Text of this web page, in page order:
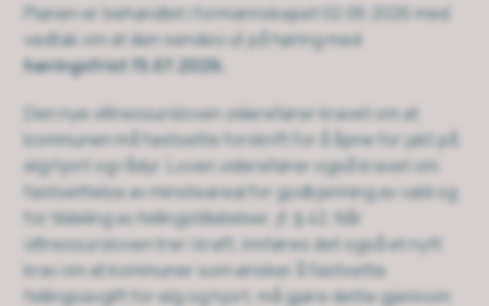
Planen er behandlet i formannskapet 02.06.2026 med
vedtak om at den sendes ut på høring med
høringsfrist 15.07.2026.
Den nye viltressursloven viderefører kravet om at
kommunen må fastsette forskrift for å åpne for jakt på
elg hjort og rådyr. Loven viderefører også kravet om
fastsettelse av minsteareal for godkjenning av vald og
for tildeling av fellingstillatelser, jf. § 42. Når
viltressursloven trer i kraft, innføres det også et nytt
krav om at kommuner som ønsker å fastsette
fellingsavgift for elg og hjort, må gjøre dette gjennom